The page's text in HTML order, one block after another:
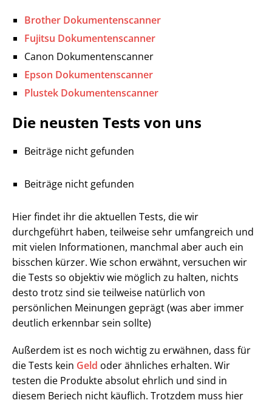
Brother Dokumentenscanner
Fujitsu Dokumentenscanner
Canon Dokumentenscanner
Epson Dokumentenscanner
Plustek Dokumentenscanner
Die neusten Tests von uns
Beiträge nicht gefunden
Beiträge nicht gefunden
Hier findet ihr die aktuellen Tests, die wir
durchgeführt haben, teilweise sehr umfangreich und
mit vielen Informationen, manchmal aber auch ein
bisschen kürzer. Wie schon erwähnt, versuchen wir
die Tests so objektiv wie möglich zu halten, nichts
desto trotz sind sie teilweise natürlich von
persönlichen Meinungen geprägt (was aber immer
deutlich erkennbar sein sollte)
Außerdem ist es noch wichtig zu erwähnen, dass für
die Tests kein Geld oder ähnliches erhalten. Wir
testen die Produkte absolut ehrlich und sind in
diesem Beriech nicht käuflich. Trotzdem muss hier